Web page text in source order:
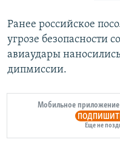
Ранее российское
угрозе безопасности
авиаудары
дипмиссии.
Мобильное
Еще не